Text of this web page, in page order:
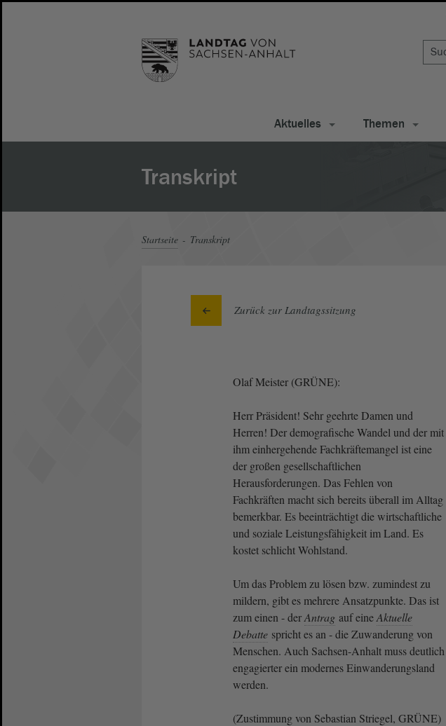
Aktuelles Themen
Transkript
Startseite Transkript
Zurück zur Landtagssitzung
Olaf Meister (GRÜNE):
Herr Präsident! Sehr geehrte Damen und
Herren! Der demografische Wandel und der mit
ihm einhergehende Fachkräftemangel ist eine
der großen gesellschaftlichen
Herausforderungen. Das Fehlen von
Fachkräften macht sich bereits überall im Alltag
bemerkbar. Es beeinträchtigt die wirtschaftliche
und soziale Leistungsfähigkeit im Land. Es
kostet schlicht Wohlstand.
Um das Problem zu lösen bzw. zumindest zu
mildern, gibt es mehrere Ansatzpunkte. Das ist
zum einen - derAntrag auf eineAktuelle
Debatte spricht es an - die Zuwanderung von
Menschen. Auch Sachsen-Anhalt muss deutlich
engagierter ein modernes Einwanderungsland
werden.
(Zustimmung von Sebastian Striegel, GRÜNE)